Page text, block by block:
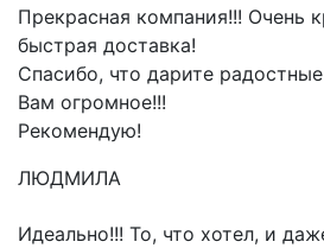
Прекрасная компания!!! Очень
быстрая доставка!
Спасибо, что дарите
Вам огромное!!!
Рекомендую!
ЛЮДМИЛА
Идеально!!! То, что хотел, и